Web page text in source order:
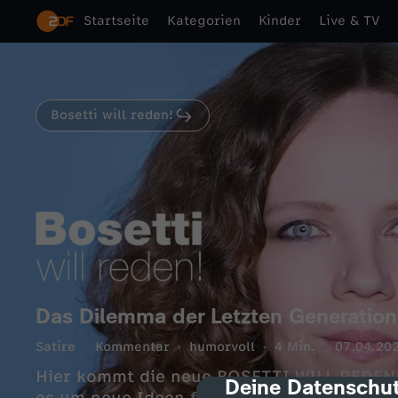
cmp-dialog-
Deine
Startseite Kategorien Kinder Live & TV
Bosetti will reden!
Das Dilemma der Letzten
Satire Kommentar humorvoll 4 Min.
Hier kommt die neue BOSETTI WILL